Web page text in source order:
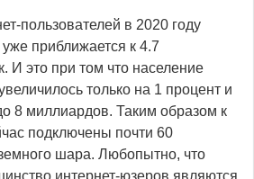
пользователей в 2020 году
приближается к 4.7
И это при том что население
только на 1 процент и
8 миллиардов. Таким образом к
подключены почти 60
шара. Любопытно, что
интернет-юзеров являются